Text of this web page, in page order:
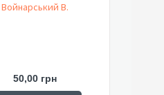
Войнарський В.
50,00 грн